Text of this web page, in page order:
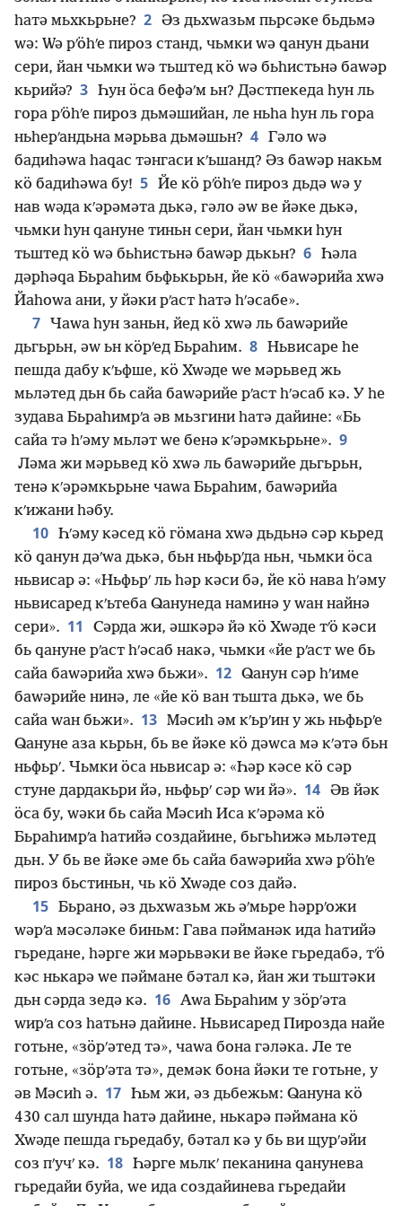
һатә мьхкьрьне? 2 Әз дьхԝазьм пьрсәке бьдьмә
ԝә: Ԝә рʹӧһʹе пироз станд, чьмки ԝә ԛанун дьани
сери, йан чьмки ԝә тьштед кӧ ԝә бьһистьнә баԝәр
кьрийә? 3 Һун ӧса бефәʹм ьн? Дәстпекеда һун ль
гора рʹӧһʹе пироз дьмәшийан, ле ньһа һун ль гора
ньһерʹандьна мәрьва дьмәшьн? 4 Гәло ԝә
бадиһәԝа һаԛас тәнгаси кʹьшанд? Әз баԝәр накьм
кӧ бадиһәԝа бу! 5 Йе кӧ рʹӧһʹе пироз дьдә ԝә у
нав ԝәда кʹәрәмәта дькә, гәло әԝ ве йәке дькә,
чьмки һун ԛануне тиньн сери, йан чьмки һун
тьштед кӧ ԝә бьһистьнә баԝәр дькьн? 6 Һәла
дәрһәԛа Бьраһим бьфькьрьн, йе кӧ «баԝәрийа хԝә
Йаһоԝа ани, у йәки рʹаст һатә һʹәсабе».
7
Чаԝа һун заньн, йед кӧ хԝә ль баԝәрийе
дьгьрьн, әԝ ьн кӧрʹед Бьраһим. 8 Ньвисаре һе
пешда дабу кʹьфше, кӧ Хԝәде ԝе мәрьвед жь
мьләтед дьн бь сайа баԝәрийе рʹаст һʹәсаб кә. У һе
зудава Бьраһимрʹа әв мьзгини һатә дайине: «Бь
сайа тә һʹәму мьләт ԝе бенә кʹәрәмкьрьне». 9
Ләма жи мәрьвед кӧ хԝә ль баԝәрийе дьгьрьн,
тенә кʹәрәмкьрьне чаԝа Бьраһим, баԝәрийа
кʹижани һәбу.
10 Һʹәму кәсед кӧ гӧмана хԝә дьдьнә сәр кьред
кӧ ԛанун дәʹԝа дькә, бьн ньфьрʹда ньн, чьмки ӧса
ньвисар ә: «Ньфьрʹ ль һәр кәси бә, йе кӧ нава һʹәму
ньвисаред кʹьтеба Ԛанунеда наминә у ԝан найнә
сери». 11
Сәрда жи, әшкәрә йә кӧ Хԝәде тʹӧ кәси
бь ԛануне рʹаст һʹәсаб накә, чьмки «йе рʹаст ԝе бь
сайа баԝәрийа хԝә бьжи». 12 Ԛанун сәр һʹиме
баԝәрийе нинә, ле «йе кӧ ван тьшта дькә, ԝе бь
сайа ԝан бьжи». 13 Мәсиһ әм кʹьрʹин у жь ньфьрʹе
Ԛануне аза кьрьн, бь ве йәке кӧ дәԝса мә кʹәтә бьн
ньфьрʹ. Чьмки ӧса ньвисар ә: «Һәр кәсе кӧ сәр
стуне дардакьри йә, ньфьрʹ сәр ԝи йә». 14 Әв йәк
ӧса бу, ԝәки бь сайа Мәсиһ Иса кʹәрәма кӧ
Бьраһимрʹа һатийә создайине, бьгьһижә мьләтед
дьн. У бь ве йәке әме бь сайа баԝәрийа хԝә рʹӧһʹе
пироз бьстиньн, чь кӧ Хԝәде соз дайә.
15 Бьрано, әз дьхԝазьм жь әʹмьре һәррʹожи
ԝәрʹа мәсәләке биньм: Гава пәйманәк ида һатийә
гьредане, һәрге жи мәрьвәки ве йәке гьредабә, тʹӧ
кәс нькарә ԝе пәймане бәтал кә, йан жи тьштәки
дьн сәрда зедә кә. 16 Аԝа Бьраһим у зӧрʹәта
ԝирʹа соз һатьнә дайине. Ньвисаред Пирозда найе
готьне, «зӧрʹәтед тә», чаԝа бона гәләка. Ле те
готьне, «зӧрʹәта тә», демәк бона йәки те готьне, у
әв Мәсиһ ә. 17 Һьм жи, әз дьбежьм: Ԛануна кӧ
430 сал шунда һатә дайине, нькарә пәймана кӧ
Хԝәде пешда гьредабу, бәтал кә у бь ви щурʹәйи
соз пʹучʹ кә. 18 Һәрге мьлкʹ пеканина ԛанунева
гьредайи буйа, ԝе ида создайинева гьредайи